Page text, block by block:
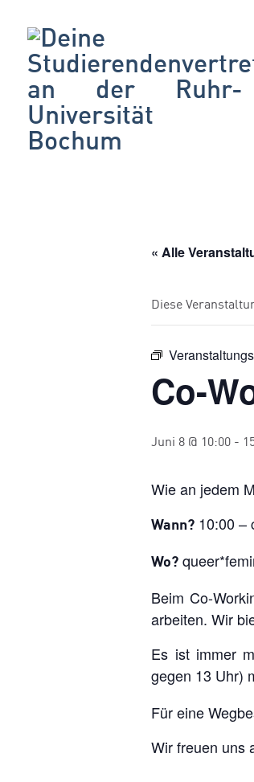
« Alle
Diese
Co-
Juni 8 @ 10:00 -
Wie an jedem
Wann? 10:00 –
Wo?
Beim Co-
arbeiten. Wir
Es ist immer
gegen 13 Uhr)
Für eine
Wir freuen uns